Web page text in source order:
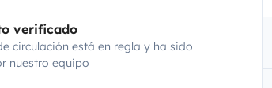
verificado
circulación está en regla y ha sido
nuestro equipo